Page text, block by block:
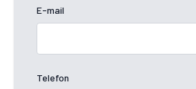
E-mail
Telefon